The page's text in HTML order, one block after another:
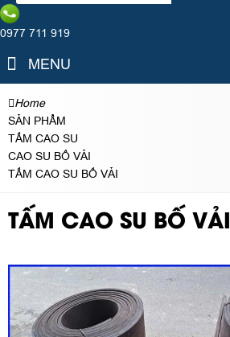
0977 711 919
MENU
Home
SẢN PHẨM
TẤM CAO SU
CAO SU BỐ VẢI
TẤM CAO SU BỐ VẢI
TẤM CAO SU BỐ VẢI